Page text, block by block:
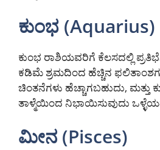
ಕುಂಭ (Aquarius)
ಕುಂಭ ರಾಶಿಯವರಿಗೆ ಕೆಲಸದಲ್ಲಿ
ಕಡಿಮೆ ಶ್ರಮದಿಂದ ಹೆಚ್ಚಿನ
ಚಿಂತನೆಗಳು ಹೆಚ್ಚಾಗಬಹುದು, ಮತ್ತು
ತಾಳ್ಮೆಯಿಂದ ನಿಭಾಯಿಸುವುದು
ಮೀನ (Pisces)